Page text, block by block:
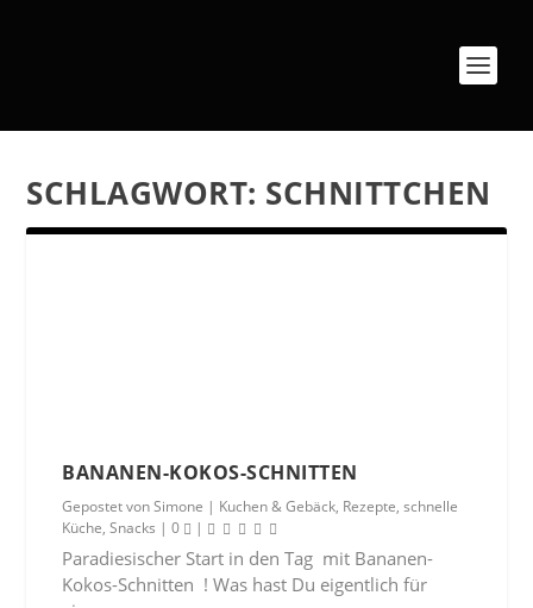
SCHLAGWORT: SCHNITTCHEN
BANANEN-KOKOS-SCHNITTEN
Gepostet vonSimone | Kuchen & Gebäck, Rezepte,schnelle
Küche,Snacks |0 |
Paradiesischer Start in den Tag mit Bananen-
Kokos-Schnitten ! Was hast Du eigentlich für